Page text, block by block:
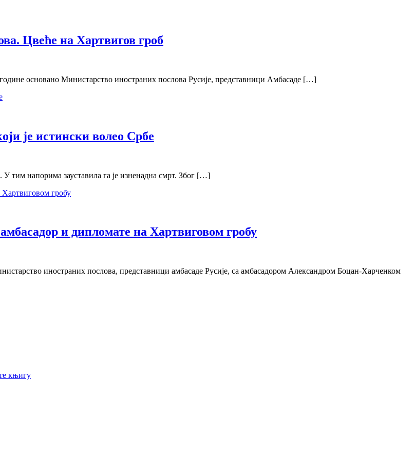
Цвеће на Хартвигов гроб
основано Министарство иностраних послова Русије, представници Амбасаде […]
је истински волео Србе
У тим напорима зауставила га је изненадна смрт. Због […]
и дипломате на Хартвиговом гробу
иностраних послова, представници амбасаде Русије, са амбасадором Александром Боцан-Харченком